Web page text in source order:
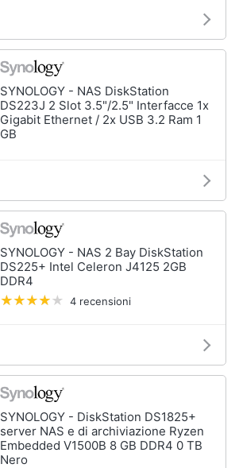
SYNOLOGY - NAS DiskStation
DS223J 2 Slot 3.5"/2.5" Interfacce 1x
Gigabit Ethernet / 2x USB 3.2 Ram 1
GB
SYNOLOGY - NAS 2 Bay DiskStation
DS225+ Intel Celeron J4125 2GB
DDR4
4 recensioni
SYNOLOGY - DiskStation DS1825+
server NAS e di archiviazione Ryzen
Embedded V1500B 8 GB DDR4 0 TB
Nero